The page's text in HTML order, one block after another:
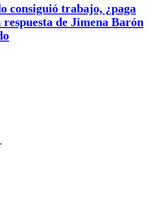
consiguió trabajo, ¿paga
de Jimena Barón